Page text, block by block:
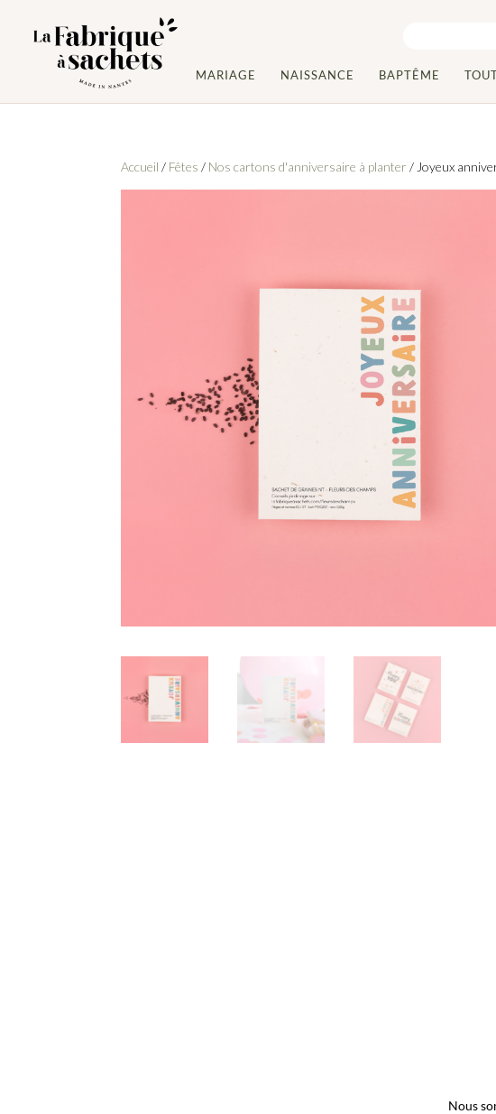
MARIAGE NAISSANCE BAPTÊME
Accueil / Fêtes / Nos cartons d'anniversaire à planter / Joyeux
Nous